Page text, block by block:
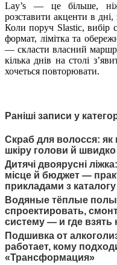
Lay’s — це більше,
розставити акценти в дні,
Коли поруч Slastic, вибір
формат, лімітка та
— скласти власний
кілька днів на столі
хочеться повторювати.
Раніші записи у
Скраб для волосся:
шкіру голови й швидко
Дитячі двоярусні
місце й бюджет —
прикладами з
Водяные тёплые полы
спроектировать,
систему — и где
Подшивка от
работает, кому
«Трансформация»